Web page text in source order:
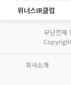
위너스IR클럽
무단전재
회사소개